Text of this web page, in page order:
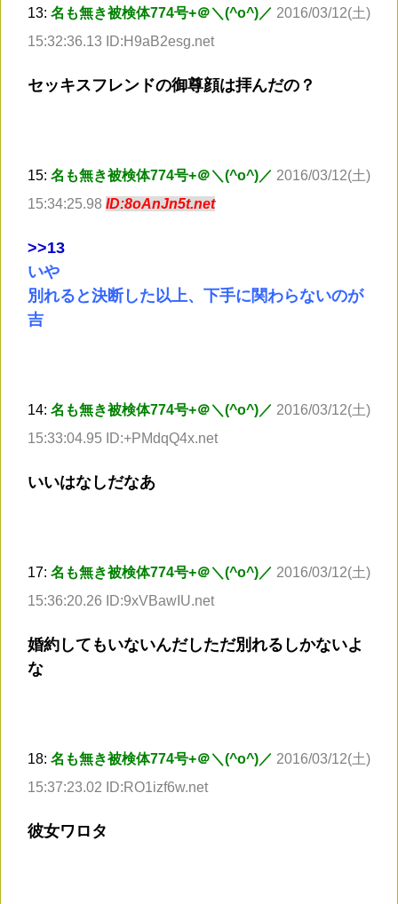
13: 名も無き被検体774号+＠＼(^o^)／ 2016/03/12(土)
15:32:36.13 ID:H9aB2esg.net
セッキスフレンドの御尊顔は拝んだの？
15: 名も無き被検体774号+＠＼(^o^)／ 2016/03/12(土)
15:34:25.98 ID:8oAnJn5t.net
>>13
いや
別れると決断した以上、下手に関わらないのが
吉
14: 名も無き被検体774号+＠＼(^o^)／ 2016/03/12(土)
15:33:04.95 ID:+PMdqQ4x.net
いいはなしだなあ
17: 名も無き被検体774号+＠＼(^o^)／ 2016/03/12(土)
15:36:20.26 ID:9xVBawIU.net
婚約してもいないんだしただ別れるしかないよ
な
18: 名も無き被検体774号+＠＼(^o^)／ 2016/03/12(土)
15:37:23.02 ID:RO1izf6w.net
彼女ワロタ